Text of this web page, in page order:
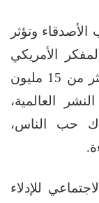
الأصدقاء وتؤثر
الأمريكي
“دايل كارنيجي”، ووصل توزيعه إلى أكثر من 15 مليون
العالمية،
حب الناس،
للإدلاء